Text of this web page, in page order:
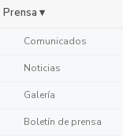
Prensa ▾
Comunicados
Noticias
Galería
Boletín de prensa